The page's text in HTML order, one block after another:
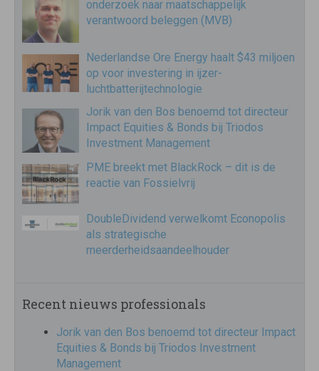
onderzoek naar maatschappelijk
verantwoord beleggen (MVB)
Nederlandse Ore Energy haalt $43 miljoen
op voor investering in ijzer-
luchtbatterijtechnologie
Jorik van den Bos benoemd tot directeur
Impact Equities & Bonds bij Triodos
Investment Management
PME breekt met BlackRock – dit is de
reactie van Fossielvrij
DoubleDividend verwelkomt Econopolis
als strategische
meerderheidsaandeelhouder
Recent nieuws professionals
Jorik van den Bos benoemd tot directeur Impact
Equities & Bonds bij Triodos Investment
Management